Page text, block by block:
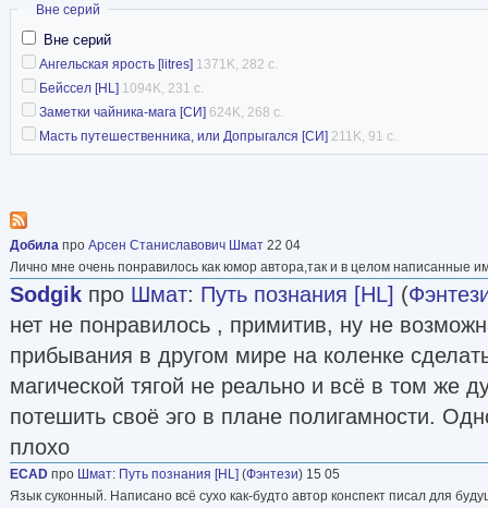
Скрыть
Вне серий
Вне серий
Ангельская ярость [litres] 1371K, 282 с.
Бейссел [HL] 1094K, 231 с.
Заметки чайника-мага [СИ] 624K, 268 с.
Масть путешественника, или Допрыгался [СИ] 211K, 91 с.
Добила про Арсен Станиславович Шмат 22 04
Лично мне очень понравилось как юмор автора,так и в целом написанные
Sodgik про Шмат: Путь познания [HL] (
нет не понравилось , примитив, ну не
прибывания в другом мире на коленке
магической тягой не реально и всё в том же
потешить своё эго в плане полигамности.
плохо
ECAD про Шмат: Путь познания [HL] (Фэнтези) 15 05
Язык суконный. Написано всё сухо как-будто автор конспект писал для